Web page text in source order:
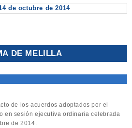
de octubre de 2014
DE MELILLA
de los acuerdos adoptados por el
en sesión ejecutiva ordinaria celebrada
de 2014.